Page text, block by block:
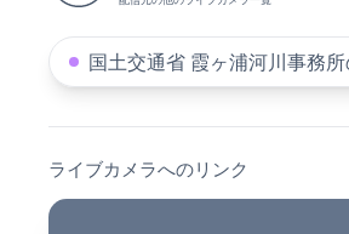
国土交通省 霞ヶ浦河川事務
ライブカメラへのリンク